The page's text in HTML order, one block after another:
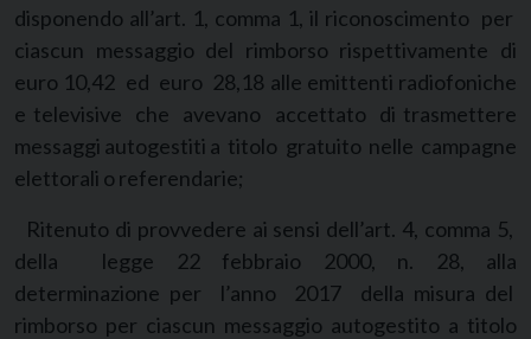
disponendo all’art. 1, comma 1, il riconoscimento per
ciascun messaggio del rimborso rispettivamente di
euro 10,42 ed euro 28,18 alle emittenti radiofoniche
e televisive che avevano accettato di trasmettere
messaggi autogestiti a titolo gratuito nelle campagne
elettorali o referendarie;
Ritenuto di provvedere ai sensi dell’art. 4, comma 5,
della legge 22 febbraio 2000, n. 28, alla
determinazione per l’anno 2017 della misura del
rimborso per ciascun messaggio autogestito a titolo